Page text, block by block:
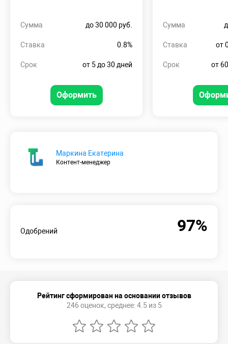
Сумма до 30 000 руб.
Ставка 0.8%
Срок от 5 до 30 дней
Оформить
Сумма
Ставка от
Срок от
Маркина Екатерина
Контент-менеджер
Одобрений 97%
Рейтинг сформирован на основании отзывов
246 оценок, среднее: 4.5 из 5